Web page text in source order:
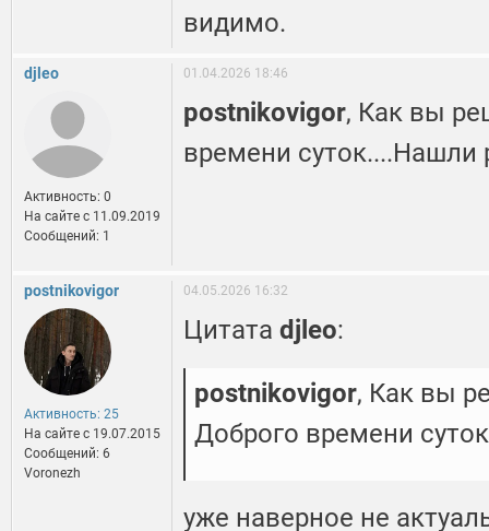
видимо.
djleo
Активность: 0
На сайте c 11.09.2019
Сообщений: 1
01.04.2026 18:46
postnikovigor, Как вы
времени суток....Нашли
postnikovigor
Активность: 25
На сайте c 19.07.2015
Сообщений: 6
Voronezh
04.05.2026 16:32
Цитата djleo:
postnikovigor, Как вы
Доброго времени
уже наверное не